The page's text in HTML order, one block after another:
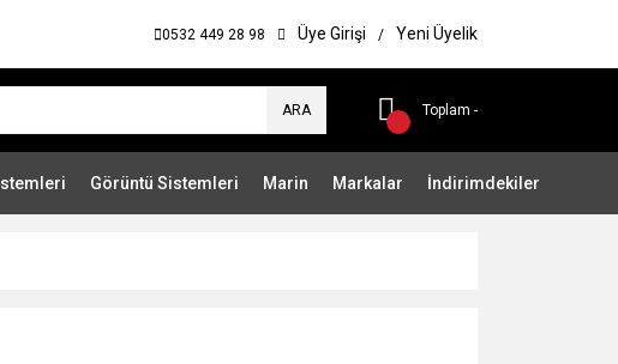
0532 449 28 98 Üye Girişi / Yeni Üyelik
ARA Toplam -
Görüntü Sistemleri Marin Markalar İndirimdekiler